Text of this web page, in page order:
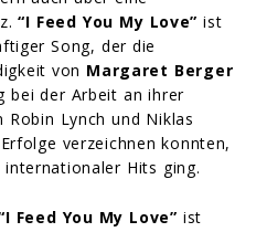
“I Feed You My Love”ist
Song, der die
von Margaret Berger
bei der Arbeit an ihrer
Robin Lynch und Niklas
verzeichnen konnten,
Hits ging.
Feed You My Love” ist